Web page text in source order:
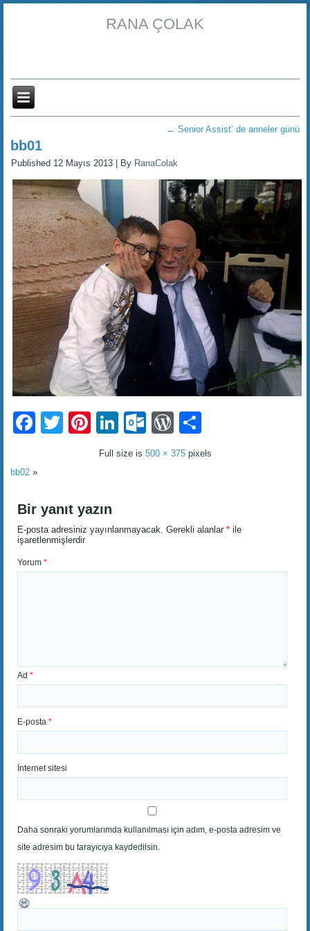
RANA ÇOLAK
← Senior Assist’ de anneler günü
bb01
Published 12 Mayıs 2013 By RanaColak
Facebook
TwitterPinterest
LinkedIn
Outlook.com
WordPress
Full size is 500 × 375pixels
bb02 »
Bir yanıt yazın
E-posta adresiniz yayınlanmayacak. Gerekli alanlar* ile
işaretlenmişlerdir
Yorum*
Ad*
E-posta*
İnternet sitesi
Daha sonraki yorumlarımda kullanılması için adım, e-posta adresim ve
site adresim bu tarayıcıya kaydedilsin.